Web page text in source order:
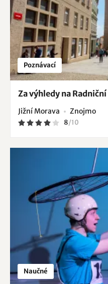
Poznávací
Za výhledy na
Jižní Morava Znojmo
8/10
Naučné